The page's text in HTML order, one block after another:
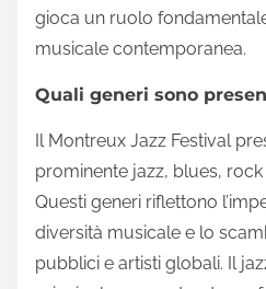
gioca un ruolo
musicale contemporanea.
Quali generi sono
Il Montreux Jazz Festival
prominente jazz, blues,
Questi generi riflettono
diversità musicale e lo
pubblici e artisti globali. Il